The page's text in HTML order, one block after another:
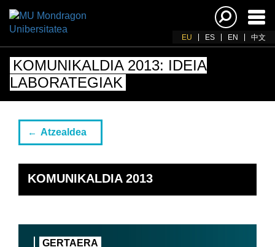
EU ES EN 中文
KOMUNIKALDIA 2013: IDEIA
LABORATEGIAK
Atzealdea
KOMUNIKALDIA 2013
GERTAERA